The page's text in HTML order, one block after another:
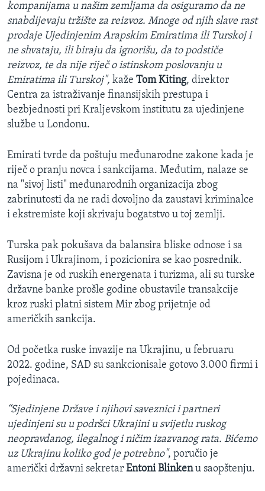
kompanijama u našim zemljama da osiguramo da ne
snabdijevaju tržište za reizvoz. Mnoge od njih slave rast
prodaje Ujedinjenim Arapskim Emiratima ili Turskoj i
ne shvataju, ili biraju da ignorišu, da to podstiče
reizvoz, te da nije riječ o istinskom poslovanju u
Emiratima ili Turskoj", kaže Tom Kiting, direktor
Centra za istraživanje finansijskih prestupa i
bezbjednosti pri Kraljevskom institutu za ujedinjene
službe u Londonu.
Emirati tvrde da poštuju međunarodne zakone kada je
riječ o pranju novca i sankcijama. Međutim, nalaze se
na "sivoj listi" međunarodnih organizacija zbog
zabrinutosti da ne radi dovoljno da zaustavi kriminalce
i ekstremiste koji skrivaju bogatstvo u toj zemlji.
Turska pak pokušava da balansira bliske odnose i sa
Rusijom i Ukrajinom, i pozicionira se kao posrednik.
Zavisna je od ruskih energenata i turizma, ali su turske
državne banke prošle godine obustavile transakcije
kroz ruski platni sistem Mir zbog prijetnje od
američkih sankcija.
Od početka ruske invazije na Ukrajinu, u februaru
2022. godine, SAD su sankcionisale gotovo 3.000 firmi i
pojedinaca.
“Sjedinjene Države i njihovi saveznici i partneri
ujedinjeni su u podršci Ukrajini u svijetlu ruskog
neopravdanog, ilegalnog i ničim izazvanog rata. Bićemo
uz Ukrajinu koliko god je potrebno", poručio je
američki državni sekretar Entoni Blinkenu saopštenju.